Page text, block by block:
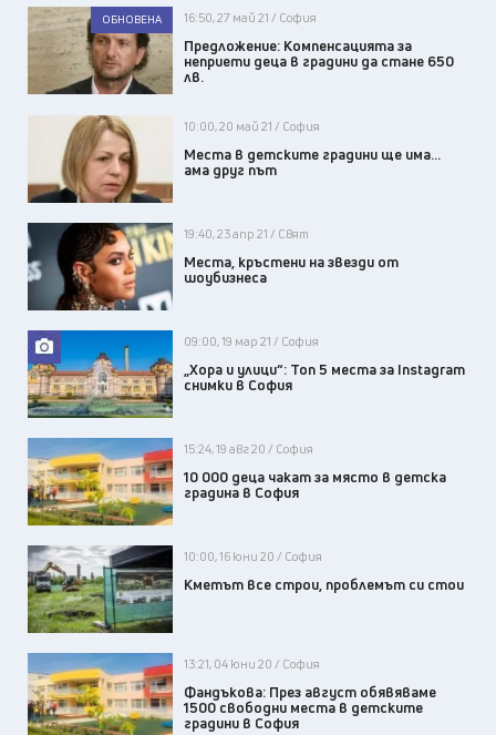
ОБНОВЕНА 16:50, 27 май 21 / София
Предложение: Компенсацията за
неприети деца в градини да стане 650
лв.
10:00, 20 май 21 / София
Места в детските градини ще има…
ама друг път
19:40, 23 апр 21 / Свят
Места, кръстени на звезди от
шоубизнеса
09:00, 19 мар 21 / София
„Хора и улици“: Топ 5 места за Instagram
снимки в София
15:24, 19 авг 20 / София
10 000 деца чакат за място в детска
градина в София
10:00, 16 юни 20 / София
Кметът все строи, проблемът си стои
13:21, 04 юни 20 / София
Фандъкова: През август обявяваме
1500 свободни места в детските
градини в София